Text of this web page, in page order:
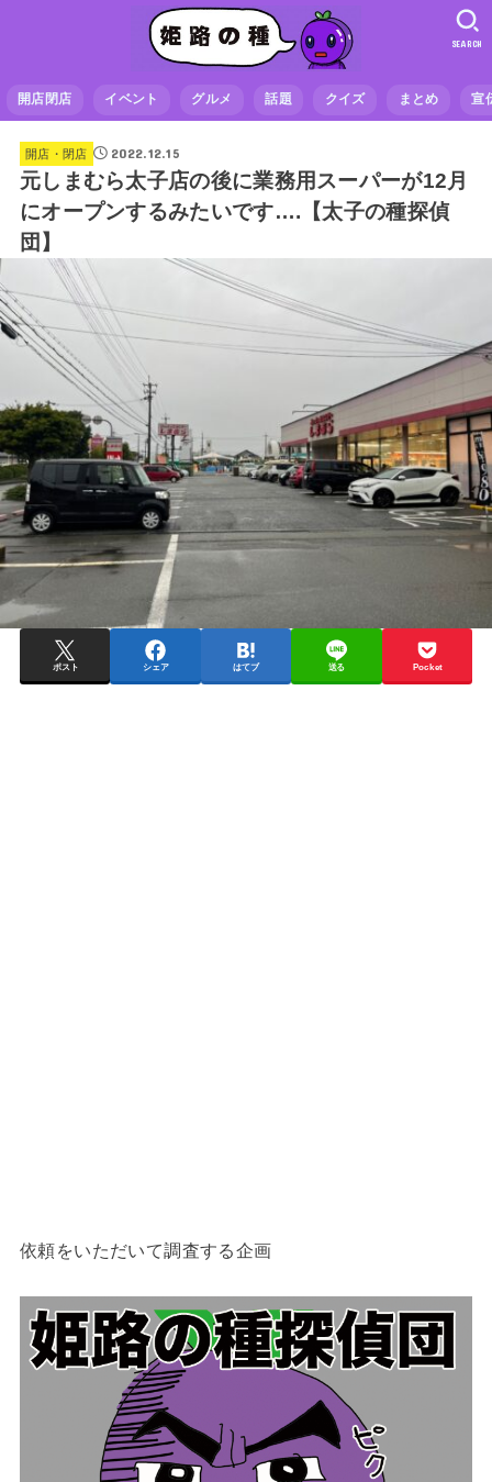
開店閉店 イベント グルメ 話題 クイズ まとめ 宣
SEARCH
開店・閉店 2022.12.15
元しまむら太子店の後に業務用スーパーが12月
にオープンするみたいです….【太子の種探偵
団】
ポスト シェア はてブ 送る Pocket
依頼をいただいて調査する企画